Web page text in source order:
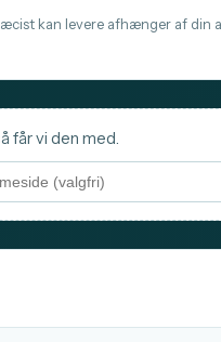
kan levere afhænger af din
får vi den med.